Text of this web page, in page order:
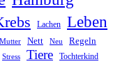
Lachen Leben
Mutter Nett Neu Regeln
Stress Tiere Tochterkind